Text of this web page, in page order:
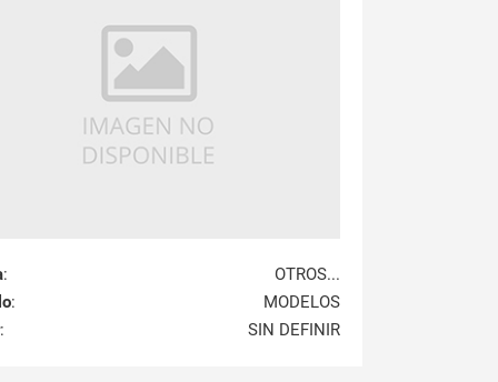
:
OTROS...
:
MODELOS
: SIN DEFINIR